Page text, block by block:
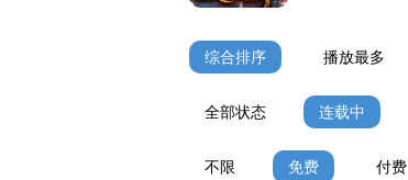
综合排序 播放最多
全部状态 连载中
不限 免费 付费